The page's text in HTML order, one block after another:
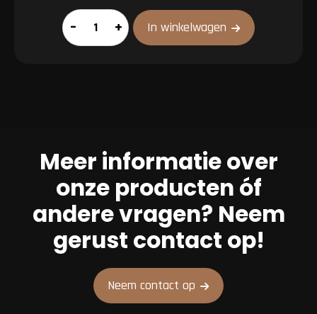
Partypan
aantal
– + In winkelwagen
Meer informatie over
onze producten óf
andere vragen? Neem
gerust contact op!
Neem contact op